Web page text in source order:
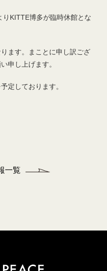
KITTE博多が臨時休館とな
ます。まことに申し訳ござ
申し上げます。
定しております。
一覧